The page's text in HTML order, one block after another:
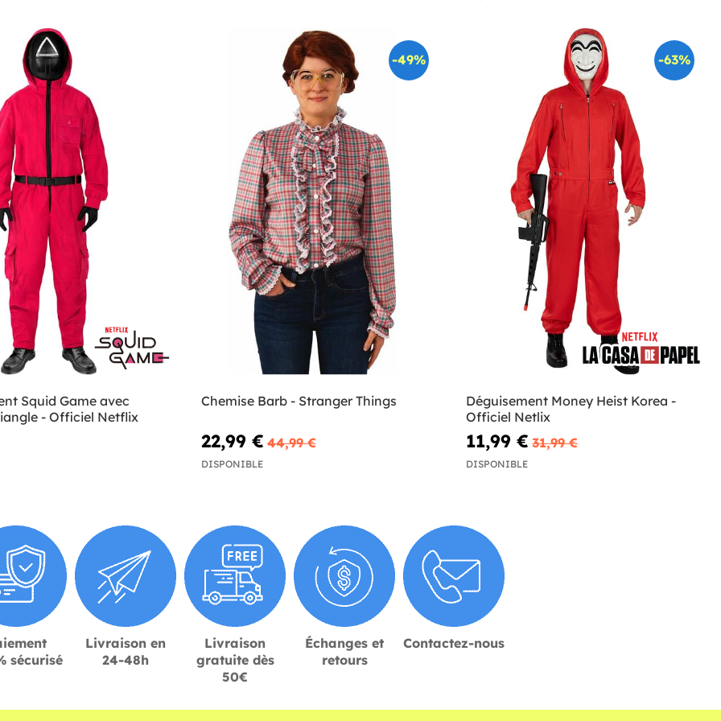
Squid Game avec
- Officiel Netflix
-49%
Chemise Barb - Stranger Things
22,99 € 44,99 €
DISPONIBLE
-63%
Déguisement Money Heist Korea -
Officiel Netlix
11,99 € 31,99 €
DISPONIBLE
sécurisé
Livraison en
24-48h
Livraison
gratuite dès
50€
Échanges et
retours
Contactez-nous